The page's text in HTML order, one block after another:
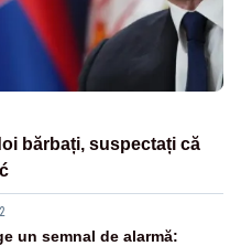
bărbați, suspectați că
un semnal de alarmă: